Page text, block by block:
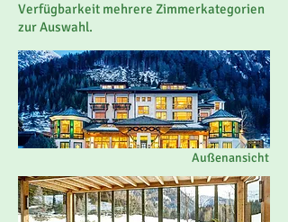
Verfügbarkeit mehrere Zimmerkategorien
zur Auswahl.
Außenansicht